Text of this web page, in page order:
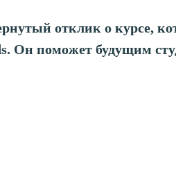
отклик о курсе,
Он поможет будущим